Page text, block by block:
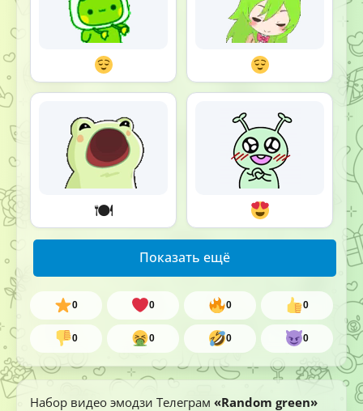
🍽
Показать ещё
0 0 0 0
0 0 0 0
Набор видео эмодзи Телеграм «Random green»